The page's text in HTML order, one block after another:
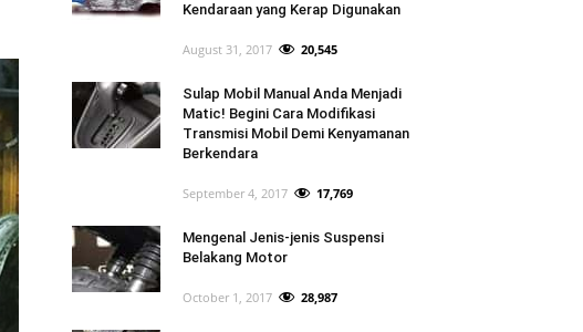
Kendaraan yang Kerap Digunakan
August 31, 2017 20,545
Sulap Mobil Manual Anda Menjadi
Matic! Begini Cara Modifikasi
Transmisi Mobil Demi Kenyamanan
Berkendara
September 4, 2017 17,769
Mengenal Jenis-jenis Suspensi
Belakang Motor
October 1, 2017 28,987